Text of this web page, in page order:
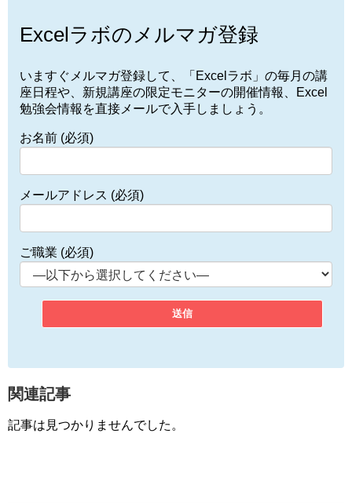
Excelラボのメルマガ登録
いますぐメルマガ登録して、「Excelラボ」の毎月の講
座日程や、新規講座の限定モニターの開催情報、Excel
勉強会情報を直接メールで入手しましょう。
お名前 (必須)
メールアドレス (必須)
ご職業 (必須)
関連記事
記事は見つかりませんでした。